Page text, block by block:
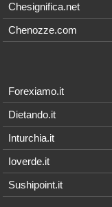
Chesignifica.net
Chenozze.com
Forexiamo.it
Dietando.it
Inturchia.it
Ioverde.it
Sushipoint.it